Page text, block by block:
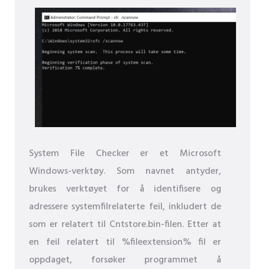
System File Checker er et Microsoft
Windows-verktøy. Som navnet antyder,
brukes verktøyet for å identifisere og
adressere systemfilrelaterte feil, inkludert de
som er relatert til Cntstore.bin-filen. Etter at
en feil relatert til %fileextension% fil er
oppdaget, forsøker programmet å